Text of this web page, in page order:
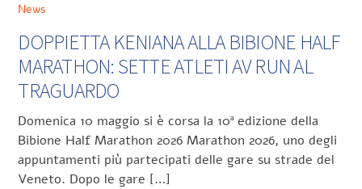
News
DOPPIETTA KENIANA ALLA BIBIONE HALF
MARATHON: SETTE ATLETI AV RUN AL
TRAGUARDO
Domenica 10 maggio si è corsa la 10ª edizione della
Bibione Half Marathon 2026 Marathon 2026, uno degli
appuntamenti più partecipati delle gare su strade del
Veneto. Dopo le gare […]